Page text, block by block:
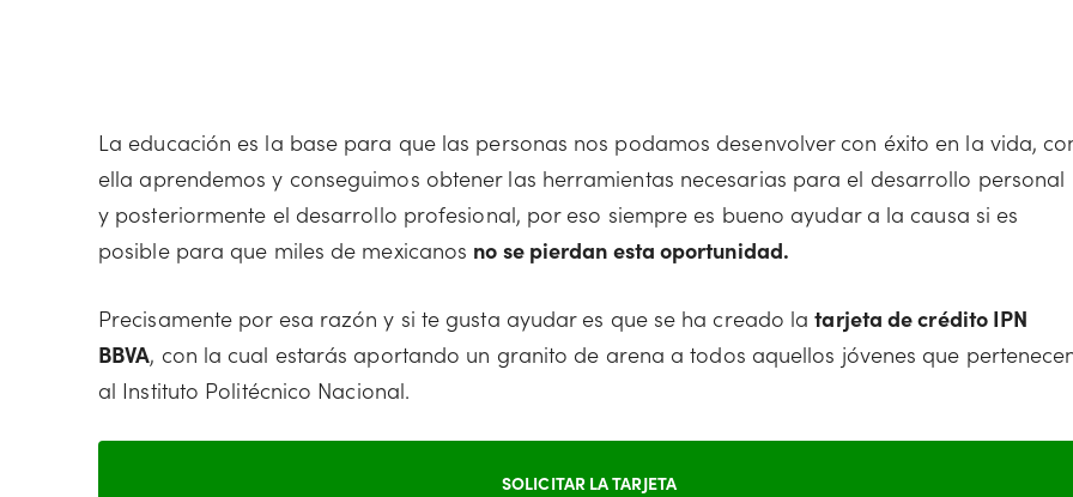
La educación es la base para que las personas nos podamos desenvolver con éxito en la vida,
ella aprendemos y conseguimos obtener las herramientas necesarias para el desarrollo personal
y posteriormente el desarrollo profesional, por eso siempre es bueno ayudar a la causa si es
posible para que miles de mexicanos no se pierdan esta oportunidad.
Precisamente por esa razón y si te gusta ayudar es que se ha creado latarjeta de crédito IPN
BBVA, con la cual estarás aportando un granito de arena a todos aquellos jóvenes que
al Instituto Politécnico Nacional.
SOLICITAR LA TARJETA